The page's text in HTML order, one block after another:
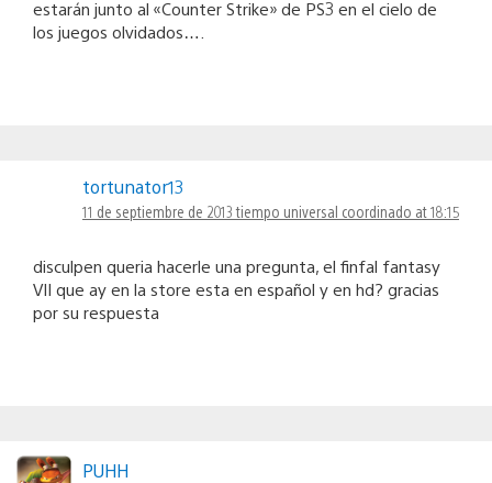
estarán junto al «Counter Strike» de PS3 en el cielo de
los juegos olvidados….
tortunator13
11 de septiembre de 2013 tiempo universal coordinado at 18:15
disculpen queria hacerle una pregunta, el finfal fantasy
VII que ay en la store esta en español y en hd? gracias
por su respuesta
PUHH